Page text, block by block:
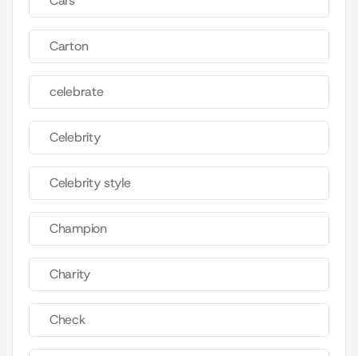
Carton
celebrate
Celebrity
Celebrity style
Champion
Charity
Check